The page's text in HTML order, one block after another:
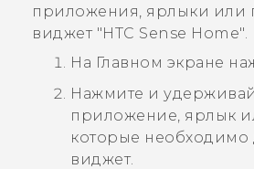
приложения, ярлыки или
виджет "‍HTC Sense Home"‍.
На Главном экране
Нажмите и
приложение, ярлык
которые необходимо
виджет.